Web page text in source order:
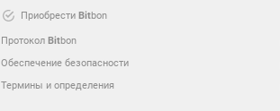
ПриобрестиBitbon
ПротоколBitbon
Обеспечение безопасности
Термины и определения